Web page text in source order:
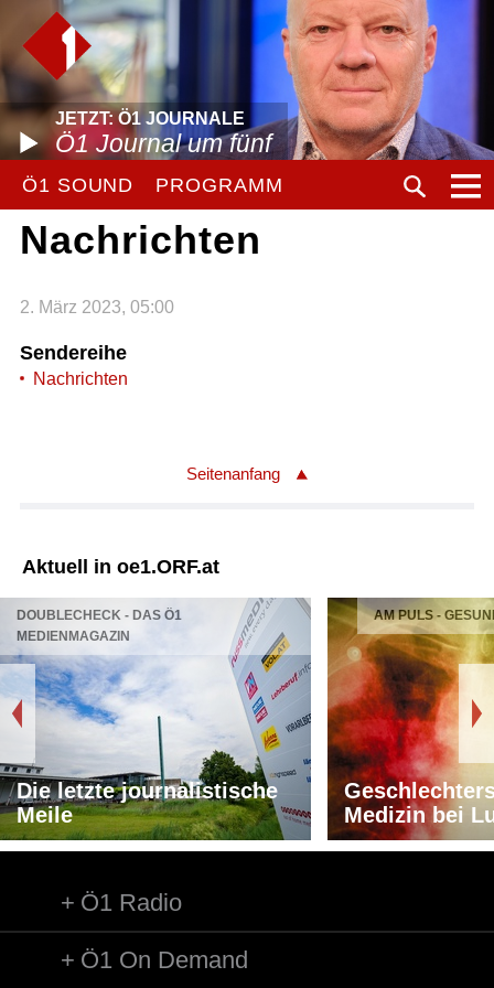
JETZT: Ö1 JOURNALE
Ö1 Journal um fünf
Ö1 SOUND PROGRAMM
Nachrichten
2. März 2023, 05:00
Sendereihe
Nachrichten
Seitenanfang
Aktuell in oe1.ORF.at
DOUBLECHECK - DAS Ö1
MEDIENMAGAZIN
Die letzte journalistische
Meile
AM PULS -
Medizin bei
Ö1 Radio
Ö1 On Demand